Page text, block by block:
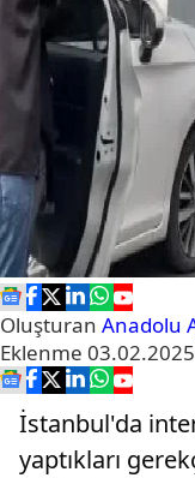
Oluşturan Anadolu
Eklenme
İstanbul'da
yaptıkları